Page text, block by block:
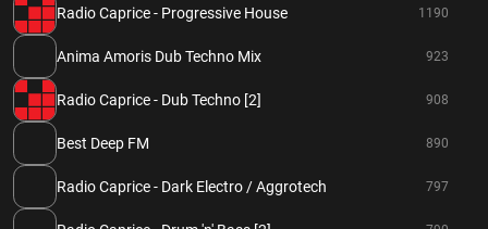
Radio Caprice - Progressive House 1190
Anima Amoris Dub Techno Mix 923
Radio Caprice - Dub Techno [2] 908
Best Deep FM 890
Radio Caprice - Dark Electro / Aggrotech 797